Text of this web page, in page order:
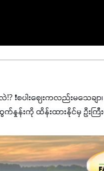
စပါးဈေးကလည်းမသေချ
န်းကို ထိန်းထားနိုင်မှ ဦးကြီ
ချရတဲ့ သွင်းအားစုပစ္စည်း